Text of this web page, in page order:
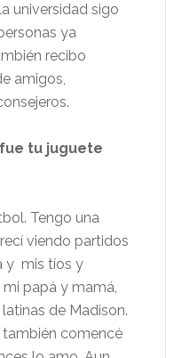
universidad sigo
ya
recibo
amigos,
tu juguete
Tengo una
viendo partidos
y mis tíos y
papá y mamá,
de Madison.
también comencé